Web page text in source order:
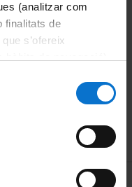
(analitzar com
finalitats de
s’ofereix
lloc web de la
de la Universitat de
MENÚ PEU 1